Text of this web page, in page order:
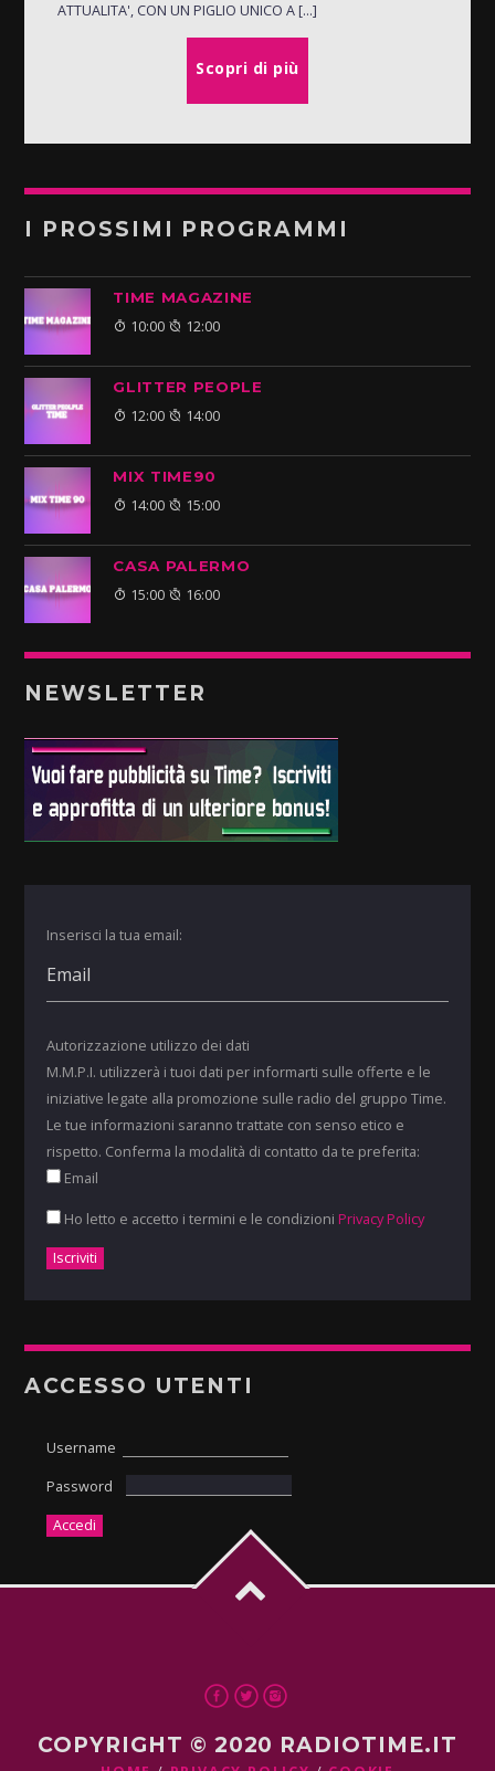
ATTUALITA', CON UN PIGLIO UNICO A [...]
Scopri di più
I PROSSIMI PROGRAMMI
TIME MAGAZINE
10:00 12:00
GLITTER PEOPLE
12:00 14:00
MIX TIME90
14:00 15:00
CASA PALERMO
15:00 16:00
NEWSLETTER
Inserisci la tua email:
Autorizzazione utilizzo dei dati
M.M.P.I. utilizzerà i tuoi dati per informarti sulle offerte e le
iniziative legate alla promozione sulle radio del gruppo Time.
Le tue informazioni saranno trattate con senso etico e
rispetto. Conferma la modalità di contatto da te preferita:
Email
Ho letto e accetto i termini e le condizioni Privacy Policy
ACCESSO UTENTI
Username
Password
COPYRIGHT © 2020 RADIOTIME.IT